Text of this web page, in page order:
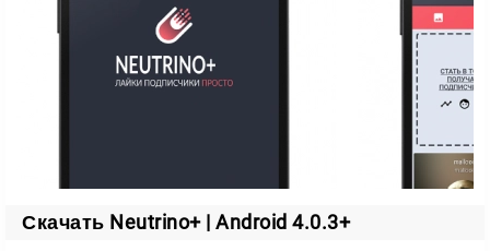
follow4follow— оформляют взаимные подписки;
comment4comment— помогают набирать
комментарии.
За выполнение заданий начисляются монеты. Их
можно использовать, чтобы заказать активность для
собственного Instagram-аккаунта. Такой подход
позволяет постепенно увеличивать видимость
Скачать Neutrino+ | Android 4.0.3+